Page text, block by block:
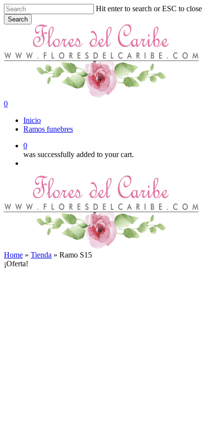
Skip
to
main
Hit enter to search or ESC to close
Search
0
Inicio
Ramos funebres
0
was successfully added to your cart.
Home » Tienda » Ramo S15
¡Oferta!